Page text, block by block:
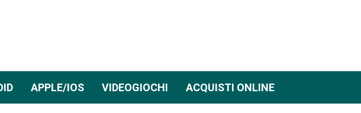
APPLE/IOS VIDEOGIOCHI ACQUISTI ONLINE